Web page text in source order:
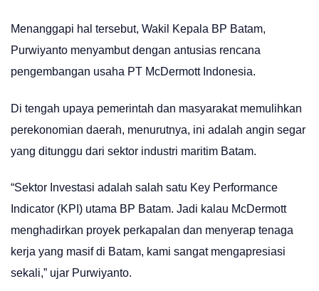
Menanggapi hal tersebut, Wakil Kepala BP Batam,
Purwiyanto menyambut dengan antusias rencana
pengembangan usaha PT McDermott Indonesia.
Di tengah upaya pemerintah dan masyarakat memulihkan
perekonomian daerah, menurutnya, ini adalah angin segar
yang ditunggu dari sektor industri maritim Batam.
“Sektor Investasi adalah salah satu Key Performance
Indicator (KPI) utama BP Batam. Jadi kalau McDermott
menghadirkan proyek perkapalan dan menyerap tenaga
kerja yang masif di Batam, kami sangat mengapresiasi
sekali,” ujar Purwiyanto.